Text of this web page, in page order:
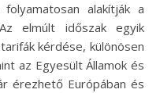
alakítják a
elmúlt időszak egyik
kérdése, különösen
az Egyesült Államok és
érezhető Európában és